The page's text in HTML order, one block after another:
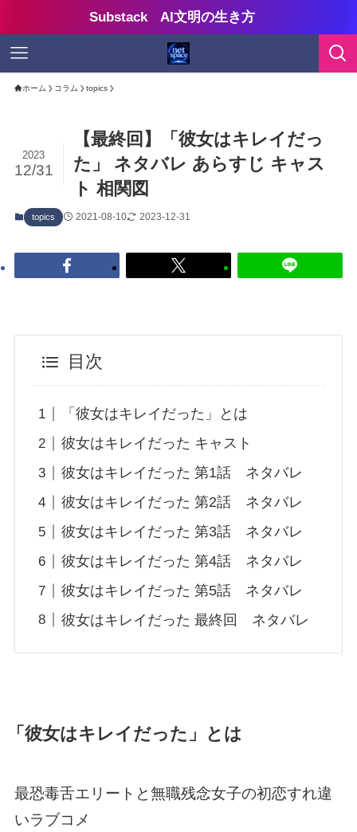
Substack AI文明の生き方
ホーム コラム topics
【最終回】「彼女はキレイだっ
た」 ネタバレ あらすじ キャス
ト 相関図
2023
12/31
topics 2021-08-10 2023-12-31
目次
「彼女はキレイだった」とは
彼女はキレイだった キャスト
彼女はキレイだった 第1話 ネタバレ
彼女はキレイだった 第2話 ネタバレ
彼女はキレイだった 第3話 ネタバレ
彼女はキレイだった 第4話 ネタバレ
彼女はキレイだった 第5話 ネタバレ
彼女はキレイだった 最終回 ネタバレ
「彼女はキレイだった」とは
最恐毒舌エリートと無職残念女子の初恋すれ違
いラブコメ